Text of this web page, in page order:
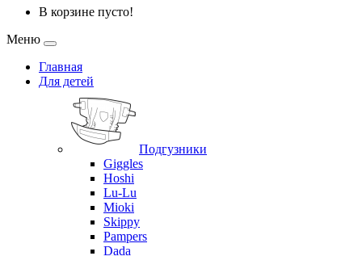
В корзине пусто!
Меню
Главная
Для детей
Подгузники
Giggles
Hoshi
Lu-Lu
Mioki
Skippy
Pampers
Dada